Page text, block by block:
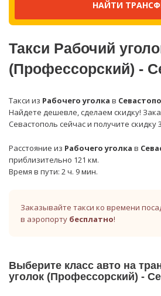
Такси Рабочий
(Профессорский) -
Такси из Рабочего уголка в
Найдете дешевле, сделаем скидку!
Севастополь сейчас и получите скидку
Расстояние из Рабочего уголка в
приблизительно 121 км.
Время в пути: 2 ч. 9 мин.
Заказывайте такси ко времени
в аэропорту бесплатно!
Выберите класс авто на
уголок (Профессорский) -